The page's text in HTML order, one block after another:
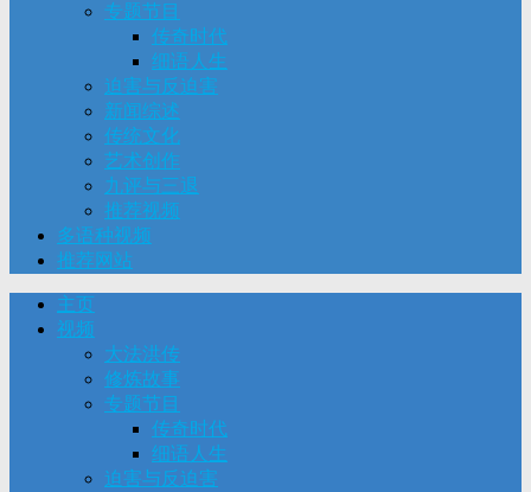
专题节目
传奇时代
细语人生
迫害与反迫害
新闻综述
传统文化
艺术创作
九评与三退
推荐视频
多语种视频
推荐网站
主页
视频
大法洪传
修炼故事
专题节目
传奇时代
细语人生
迫害与反迫害